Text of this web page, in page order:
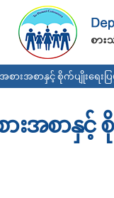
ားအစာနှင့် စိုက်ပျိုးရေးပ
အစာနှင့် စို